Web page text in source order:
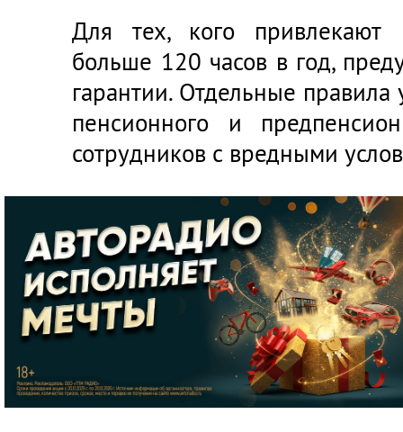
Для тех, кого привлекают
больше 120 часов в год,
гарантии. Отдельные правила
пенсионного и
сотрудников с вредными